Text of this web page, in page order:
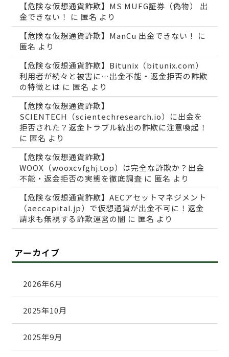
【危険な仮想通貨詐欺】MS MUFG証券（偽物） 出
金できない！
に 匿名 より
【危険な仮想通貨詐欺】ManCu 出金できない！
に
匿名 より
【危険な仮想通貨詐欺】Bitunix（bitunix.com）
利用者が続々と被害に…出金不能・返金拒否の詐欺
の特徴とは に 匿名 より
【危険な仮想通貨詐欺】
SCIENTECH（scientechresearch.io）に出金を
拒否された？返金トラブル続出の詐欺に注意喚起！
に 匿名 より
【危険な仮想通貨詐欺】
WOOX（wooxcvfghj.top）は完全な詐欺か？出金
不能・返金拒否の実態を徹底調査 に 匿名 より
【危険な仮想通貨詐欺】AECアセットマネジメント
（aeccapital.jp）で仮想通貨が出金不可に！返金
請求も無視する詐欺運営の闇 に 匿名 より
アーカイブ
2026年6月
2025年10月
2025年9月